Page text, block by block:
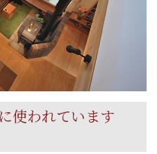
使われています